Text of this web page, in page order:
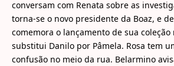
conversam com Renata sobre as
torna-se o novo presidente da Boaz, e
comemora o lançamento de sua
substitui Danilo por Pâmela. Rosa tem
confusão no meio da rua. Belarmino